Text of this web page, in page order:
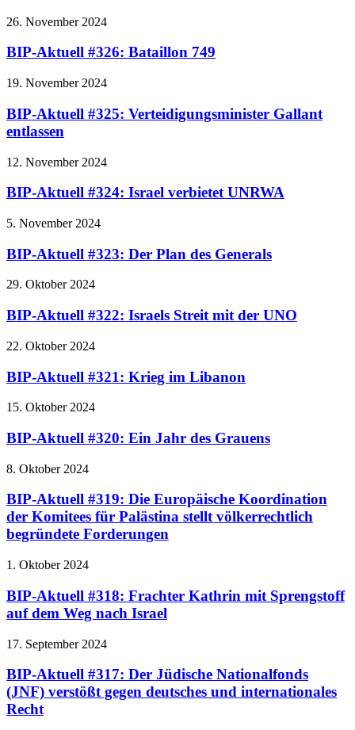
26. November 2024
BIP-Aktuell #326: Bataillon 749
19. November 2024
BIP-Aktuell #325: Verteidigungsminister Gallant
entlassen
12. November 2024
BIP-Aktuell #324: Israel verbietet UNRWA
5. November 2024
BIP-Aktuell #323: Der Plan des Generals
29. Oktober 2024
BIP-Aktuell #322: Israels Streit mit der UNO
22. Oktober 2024
BIP-Aktuell #321: Krieg im Libanon
15. Oktober 2024
BIP-Aktuell #320: Ein Jahr des Grauens
8. Oktober 2024
BIP-Aktuell #319: Die Europäische Koordination
der Komitees für Palästina stellt völkerrechtlich
begründete Forderungen
1. Oktober 2024
BIP-Aktuell #318: Frachter Kathrin mit Sprengstoff
auf dem Weg nach Israel
17. September 2024
BIP-Aktuell #317: Der Jüdische Nationalfonds
(JNF) verstößt gegen deutsches und internationales
Recht